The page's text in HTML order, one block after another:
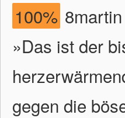
100% 8martin
»Das ist der
gegen die